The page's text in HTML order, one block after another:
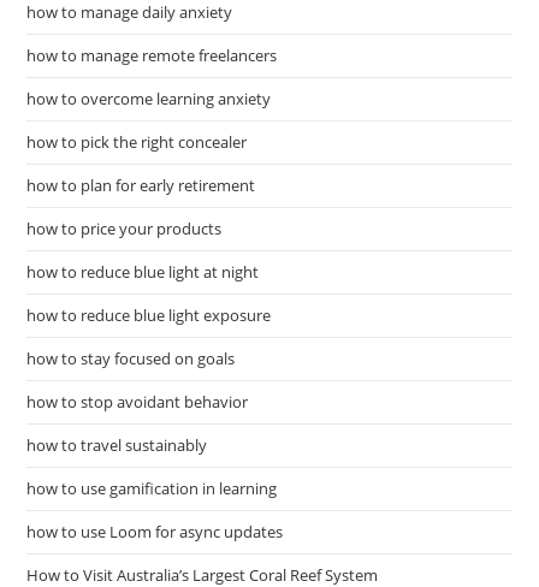
how to manage daily anxiety
how to manage remote freelancers
how to overcome learning anxiety
how to pick the right concealer
how to plan for early retirement
how to price your products
how to reduce blue light at night
how to reduce blue light exposure
how to stay focused on goals
how to stop avoidant behavior
how to travel sustainably
how to use gamification in learning
how to use Loom for async updates
How to Visit Australia’s Largest Coral Reef System